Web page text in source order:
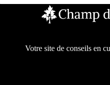
Votre site de conseils en